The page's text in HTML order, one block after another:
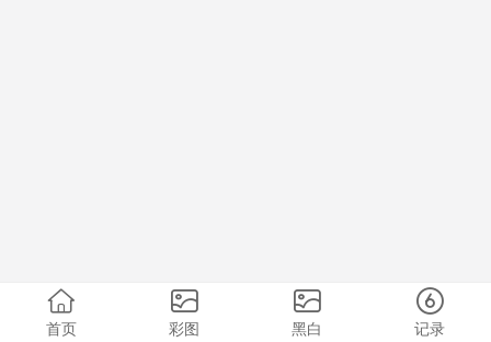
首页 彩图 黑白 记录